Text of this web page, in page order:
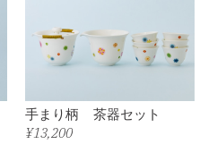
手まり柄 茶器セット
¥13,200